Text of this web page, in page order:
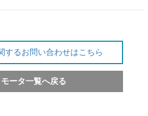
するお問い合わせはこちら
モータ一覧へ戻る